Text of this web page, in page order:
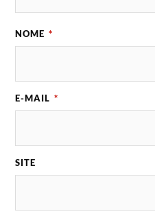
NOME *
E-MAIL *
SITE